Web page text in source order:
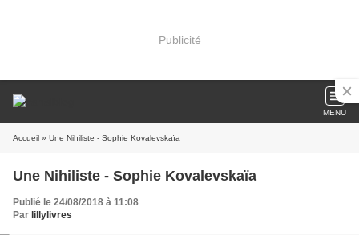
Publicité
MENU
Accueil » Une Nihiliste - Sophie Kovalevskaïa
Une Nihiliste - Sophie Kovalevskaïa
Publié le 24/08/2018 à 11:08
Par lillylivres